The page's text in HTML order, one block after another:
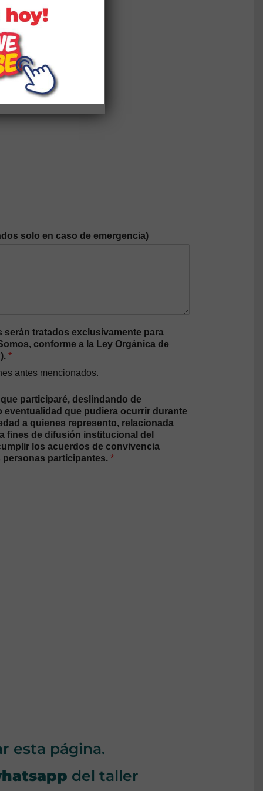
solo en caso de emergencia)
tratados exclusivamente para
conforme a la Ley Orgánica de
*
antes mencionados.
participaré, deslindando de
que pudiera ocurrir durante
a quienes represento, relacionada
fines de difusión institucional del
los acuerdos de convivencia
participantes. *
esta página.
del taller